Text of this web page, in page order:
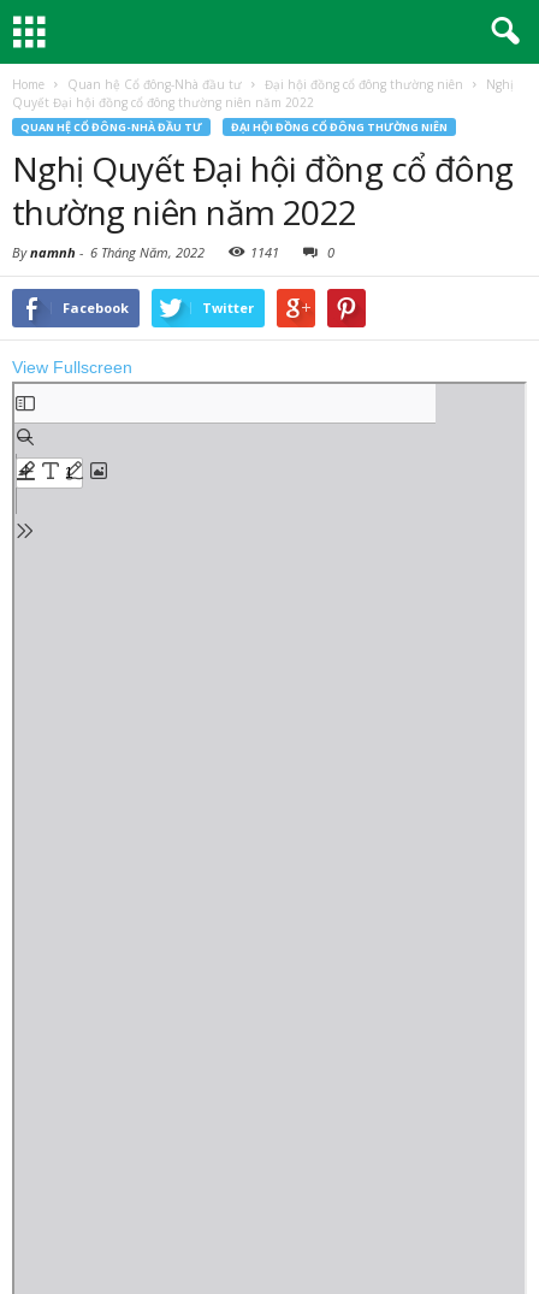
Home Quan hệ Cổ đông-Nhà đầu tư Đại hội đồng cổ đông thường niên
Nghị
Quyết Đại hội đồng cổ đông thường niên năm 2022
QUAN HỆ CỔ ĐÔNG-NHÀ ĐẦU TƯ ĐẠI HỘI ĐỒNG CỔ ĐÔNG THƯỜNG NIÊN
Nghị Quyết Đại hội đồng cổ đông
thường niên năm 2022
Bynamnh - 6 Tháng Năm, 2022 1141 0
Facebook Twitter
View Fullscreen